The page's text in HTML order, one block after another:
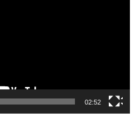
02:52